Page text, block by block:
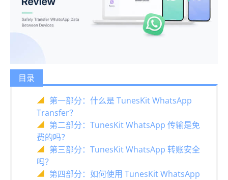
目录
第一部分：什么是 TunesKit WhatsApp
Transfer？
第二部分：TunesKit WhatsApp 传输是免
费的吗？
第三部分：TunesKit WhatsApp 转账安全
吗？
第四部分：如何使用 TunesKit WhatsApp